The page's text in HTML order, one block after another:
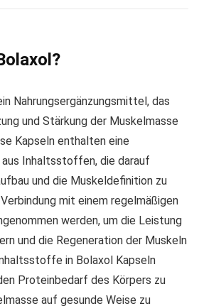
Nahrungsergänzungsmittel, das
und Stärkung der Muskelmasse
Kapseln enthalten eine
Inhaltsstoffen, die darauf
und die Muskeldefinition zu
mit einem regelmäßigen
werden, um die Leistung
und die Regeneration der Muskeln
in Bolaxol Kapseln
Proteinbedarf des Körpers zu
auf gesunde Weise zu